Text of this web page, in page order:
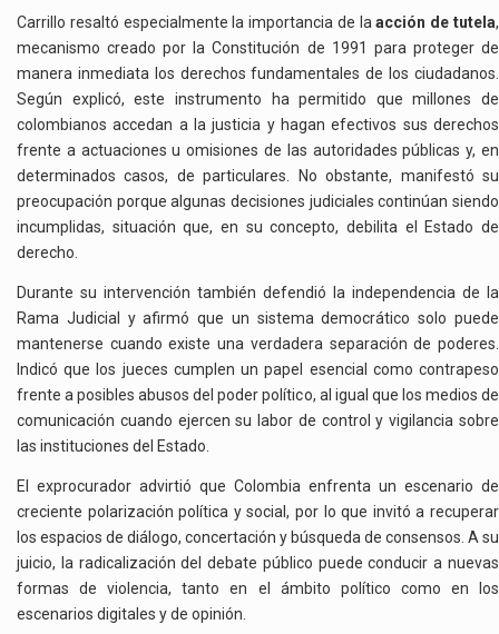
Carrillo resaltó especialmente la importancia de laacción de tutela,
mecanismo creado por la Constitución de 1991 para proteger de
manera inmediata los derechos fundamentales de los ciudadanos.
Según explicó, este instrumento ha permitido que millones de
colombianos accedan a la justicia y hagan efectivos sus derechos
frente a actuaciones u omisiones de las autoridades públicas y, en
determinados casos, de particulares. No obstante, manifestó su
preocupación porque algunas decisiones judiciales continúan siendo
incumplidas, situación que, en su concepto, debilita el Estado de
derecho.
Durante su intervención también defendió la independencia de la
Rama Judicial y afirmó que un sistema democrático solo puede
mantenerse cuando existe una verdadera separación de poderes.
Indicó que los jueces cumplen un papel esencial como contrapeso
frente a posibles abusos del poder político, al igual que los medios de
comunicación cuando ejercen su labor de control y vigilancia sobre
las instituciones del Estado.
El exprocurador advirtió que Colombia enfrenta un escenario de
creciente polarización política y social, por lo que invitó a recuperar
los espacios de diálogo, concertación y búsqueda de consensos. A su
juicio, la radicalización del debate público puede conducir a nuevas
formas de violencia, tanto en el ámbito político como en los
escenarios digitales y de opinión.